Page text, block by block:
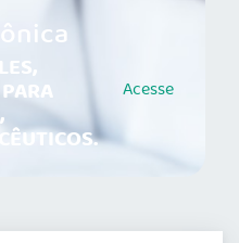
Acesse